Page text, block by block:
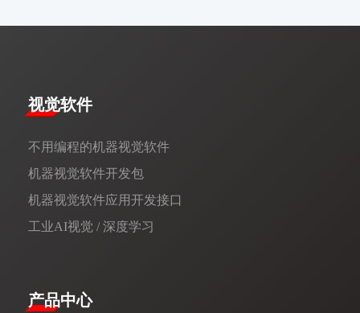
视觉软件
不用编程的机器视觉软件
机器视觉软件开发包
机器视觉软件应用开发接口
工业AI视觉 / 深度学习
产品中心